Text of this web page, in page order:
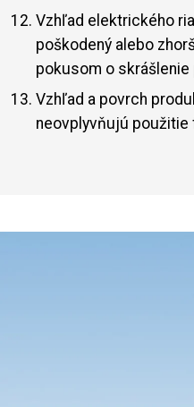
Vzhľad elektrického
poškodený alebo
pokusom o skrášlenie
Vzhľad a povrch
neovplyvňujú